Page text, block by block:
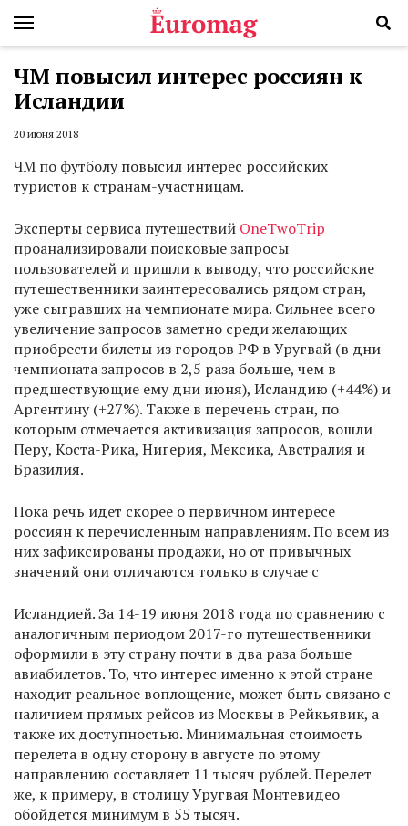
ЧМ повысил интерес россиян к
Исландии
20 июня 2018
ЧМ по футболу повысил интерес российских
туристов к странам-участницам.
Эксперты сервиса путешествий OneTwoTrip
проанализировали поисковые запросы
пользователей и пришли к выводу, что российские
путешественники заинтересовались рядом стран,
уже сыгравших на чемпионате мира. Сильнее всего
увеличение запросов заметно среди желающих
приобрести билеты из городов РФ в Уругвай (в дни
чемпионата запросов в 2,5 раза больше, чем в
предшествующие ему дни июня), Исландию (+44%) и
Аргентину (+27%). Также в перечень стран, по
которым отмечается активизация запросов, вошли
Перу, Коста-Рика, Нигерия, Мексика, Австралия и
Бразилия.
Пока речь идет скорее о первичном интересе
россиян к перечисленным направлениям. По всем из
них зафиксированы продажи, но от привычных
значений они отличаются только в случае с
Исландией. За 14-19 июня 2018 года по сравнению с
аналогичным периодом 2017-го путешественники
оформили в эту страну почти в два раза больше
авиабилетов. То, что интерес именно к этой стране
находит реальное воплощение, может быть связано c
наличием прямых рейсов из Москвы в Рейкьявик, а
также их доступностью. Минимальная стоимость
перелета в одну сторону в августе по этому
направлению составляет 11 тысяч рублей. Перелет
же, к примеру, в столицу Уругвая Монтевидео
обойдется минимум в 55 тысяч.